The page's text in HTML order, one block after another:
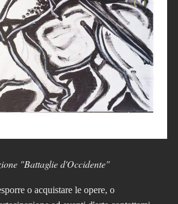
"Battaglie d'Occidente"
o acquistare le opere, o